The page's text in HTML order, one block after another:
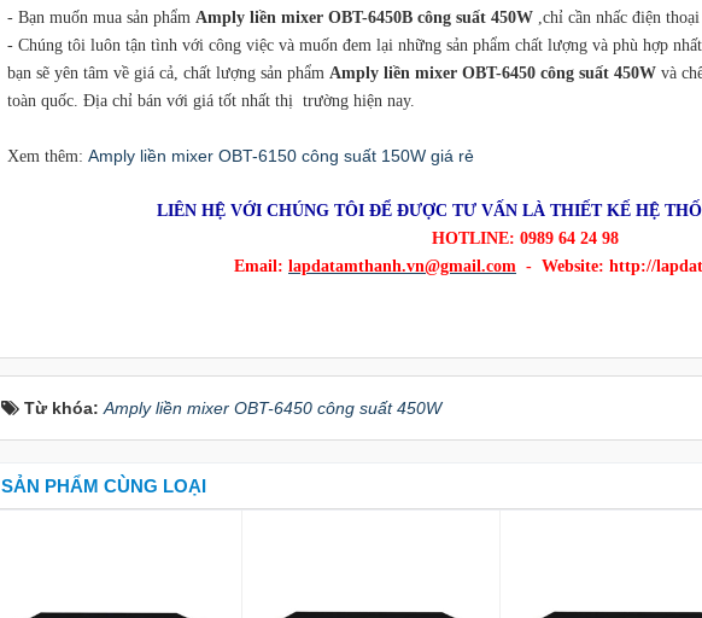
- Bạn muốn mua sản phẩm Amply liền mixer OBT-6450B công suất 450W ,chỉ cần nhấc điện
- Chúng tôi luôn tận tình với công việc và muốn đem lại những sản phẩm chất lượng và phù hợp
bạn sẽ yên tâm về giá cả, chất lượng sản phẩm Amply liền mixer OBT-6450 công suất 450W và
toàn quốc. Địa chỉ bán với giá tốt nhất thị trường hiện nay.
Xem thêm: Amply liền mixer OBT-6150 công suất 150W giá rẻ
LIÊN HỆ VỚI CHÚNG TÔI ĐỂ ĐƯỢC TƯ VẤN LÀ THIẾT KẾ HỆ
HOTLINE: 0989 64 24 98
Email: lapdatamthanh.vn@gmail.com - Website: http://
Từ khóa: Amply liền mixer OBT-6450 công suất 450W
SẢN PHẨM CÙNG LOẠI